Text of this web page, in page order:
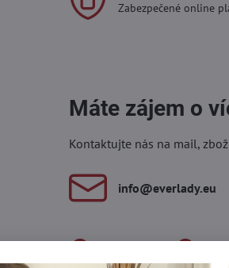
Zabezpečené online
Máte zájem o
Kontaktujte nás na mail,
info​@everlady​.eu
Recenze Diskuse